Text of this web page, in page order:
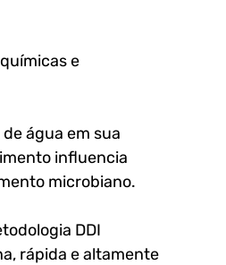
e
água em sua
influencia
microbiano.
DDI
rápida e altamente